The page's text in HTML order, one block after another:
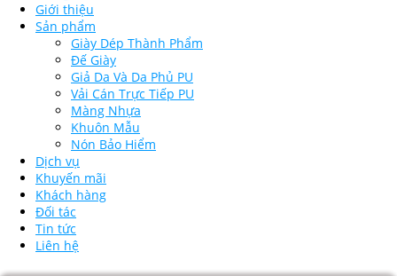
Giới thiệu
Sản phẩm
Giày Dép Thành Phẩm
Đế Giày
Giả Da Và Da Phủ PU
Vải Cán Trực Tiếp PU
Màng Nhựa
Khuôn Mẫu
Nón Bảo Hiểm
Dịch vụ
Khuyến mãi
Khách hàng
Đối tác
Tin tức
Liên hệ